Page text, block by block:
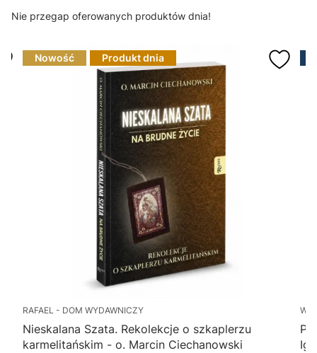
Nie przegap oferowanych produktów dnia!
Nowość Produkt dnia
RAFAEL - DOM WYDAWNICZY
Nieskalana Szata. Rekolekcje o szkaplerzu
karmelitańskim - o. Marcin Ciechanowski